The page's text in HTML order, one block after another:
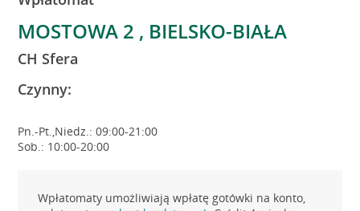
MOSTOWA 2 , BIELSKO-BIAŁA
CH Sfera
Czynny:
Pn.-Pt.,Niedz.: 09:00-21:00
Sob.: 10:00-20:00
Wpłatomaty umożliwiają wpłatę gotówki na konto,